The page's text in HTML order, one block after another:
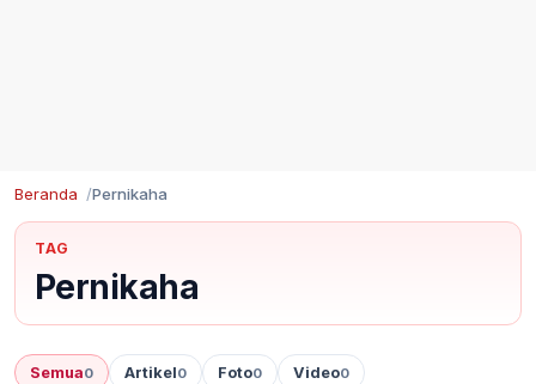
Beranda Pernikaha
TAG
Pernikaha
Semua0 Artikel0 Foto0 Video0